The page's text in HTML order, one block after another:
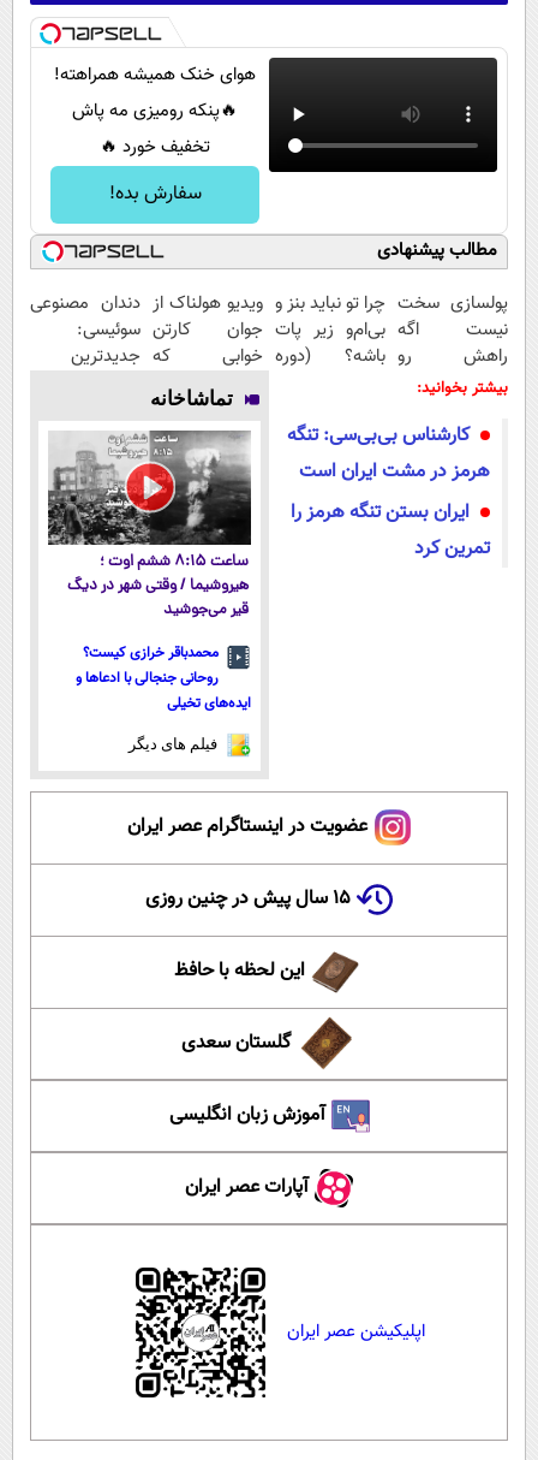
سلامت
بین الملل
سیاست خارجی
هوای خنک همیشه همراهته!
🔥پنکه رومیزی مه پاش
تخفیف خورد 🔥
سفارش بده!
مطالب پیشنهادی
پولسازی سخت
نیست اگه
راهش رو
بدونی! " دوره
چرا تو نباید بنز و
بی‌ام‌و زیر پات
باشه؟ (دوره
ویدیو هولناک از
جوان کارتن
خوابی که
میلیاردر شد.
آموزش رایگان
دندان مصنوعی
سوئیسی:
جدیدترین
پرداخت قسطی
بیشتر بخوانید:
کارشناس بی‌بی‌سی: تنگه
هرمز در مشت ایران است
ايران بستن تنگه هرمز را
تمرين كرد
تماشاخانه
ساعت ۸:۱۵ ششم اوت ؛
هیروشیما / وقتی شهر در دیگ
قیر می‌جوشید
محمدباقر خرازی کیست؟
روحانی جنجالی با ادعاها و
ایده‌های تخیلی
فیلم های دیگر
عضویت در اینستاگرام عصر ایران
۱۵ سال پیش در چنین روزی
این لحظه با حافظ
گلستان سعدی
آموزش زبان انگلیسی
آپارات عصر ایران
اپلیکیشن عصر ایران